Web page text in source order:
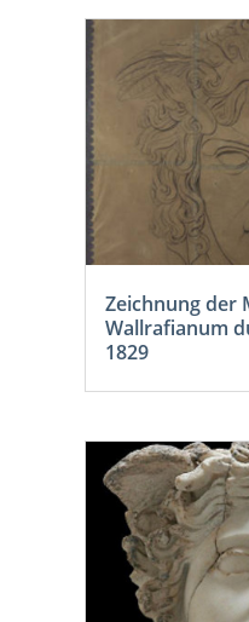
Zeichnung der
Wallrafianum
1829